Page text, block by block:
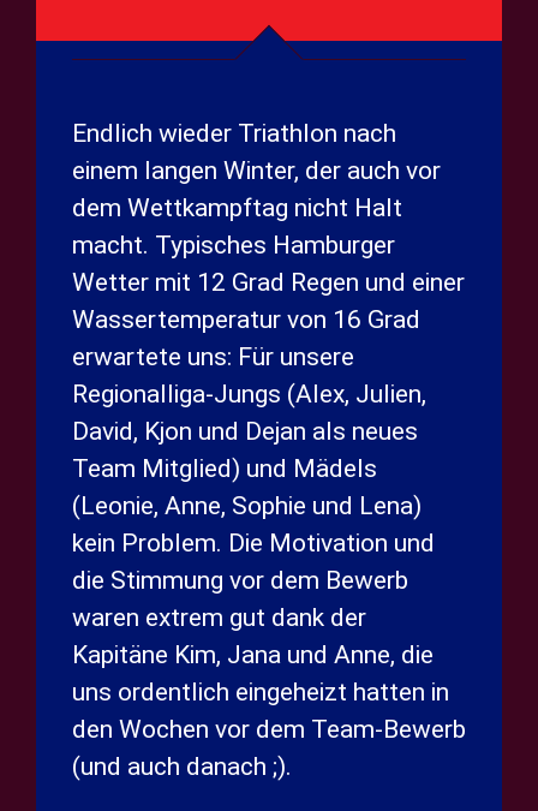
Endlich wieder Triathlon nach
einem langen Winter, der auch vor
dem Wettkampftag nicht Halt
macht. Typisches Hamburger
Wetter mit 12 Grad Regen und einer
Wassertemperatur von 16 Grad
erwartete uns: Für unsere
Regionalliga-Jungs (Alex, Julien,
David, Kjon und Dejan als neues
Team Mitglied) und Mädels
(Leonie, Anne, Sophie und Lena)
kein Problem. Die Motivation und
die Stimmung vor dem Bewerb
waren extrem gut dank der
Kapitäne Kim, Jana und Anne, die
uns ordentlich eingeheizt hatten in
den Wochen vor dem Team-Bewerb
(und auch danach ;).